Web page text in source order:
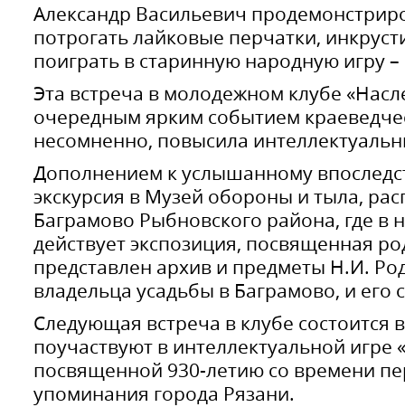
Александр Васильевич
потрогать лайковые перчатки,
поиграть в старинную народную игру
Эта встреча в молодежном клубе
очередным ярким событием
несомненно, повысила
Дополнением к услышанному
экскурсия в Музей обороны и тыла,
Баграмово Рыбновского района, где в
действует экспозиция, посвященная
представлен архив и предметы Н.И.
владельца усадьбы в Баграмово, и его
Следующая встреча в клубе
поучаствуют в интеллектуальной игре
посвященной 930-летию со времени
упоминания города Рязани.